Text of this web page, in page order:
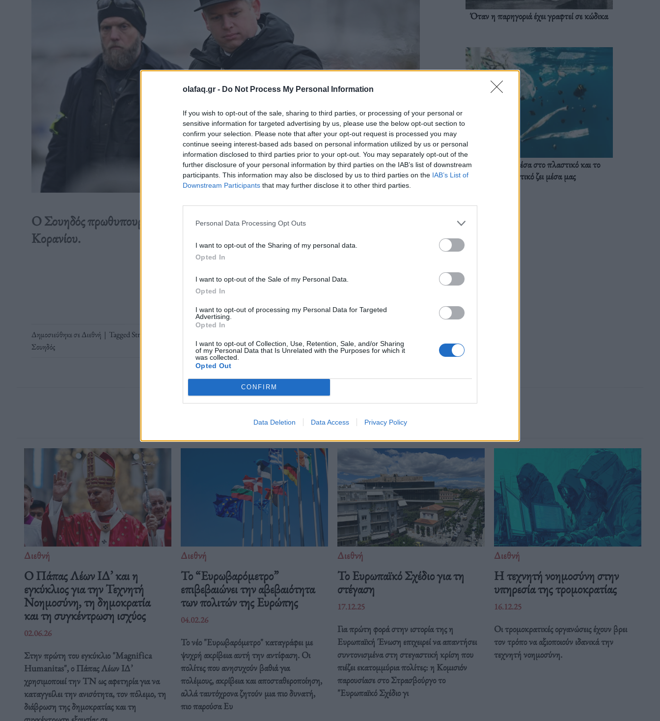
olafaq.gr - Do Not Process My Personal Information
If you wish to opt-out of the sale, sharing to third parties, or processing of your personal or
sensitive information for targeted advertising by us, please use the below opt-out section to
confirm your selection. Please note that after your opt-out request is processed you may
continue seeing interest-based ads based on personal information utilized by us or personal
information disclosed to third parties prior to your opt-out. You may separately opt-out of the
further disclosure of your personal information by third parties on the IAB’s list of downstream
participants. This information may also be disclosed by us to third parties on the IAB’s List of
Downstream Participants that may further disclose it to other third parties.
Personal Data Processing Opt Outs
I want to opt-out of the Sharing of my personal data.
Opted In
I want to opt-out of the Sale of my Personal Data.
Opted In
I want to opt-out of processing my Personal Data for Targeted
Advertising.
Opted In
I want to opt-out of Collection, Use, Retention, Sale, and/or Sharing
of my Personal Data that Is Unrelated with the Purposes for which it
was collected.
Opted Out
CONFIRM
Data Deletion Data Access Privacy Policy
Ο Σουηδός πρωθυπουργός Ουλφ Κρίστερσον επέκρινε το κάψιμο αντίτυπο του
Κορανίου.
Διαβάστε περισσότερα →
Δημοσιεύθηκε σεΔιεθνή | TaggedStram Kurs
Σουηδός
Όταν η παρηγοριά έχει γραφτεί σε κώδικα
Ζούμε ήδη μέσα στο πλαστικό και το
πλαστικό ζει μέσα μας
Δείτε επίσης
Διεθνή
Ο Πάπας Λέων ΙΔ’ και η
εγκύκλιος για την Τεχνητή
Νοημοσύνη, τη δημοκρατία
και τη συγκέντρωση ισχύος
02.06.26
Στην πρώτη του εγκύκλιο "Magnifica
Humanitas", ο Πάπας Λέων ΙΔ’
χρησιμοποιεί την ΤΝ ως αφετηρία για να
καταγγείλει την ανισότητα, τον πόλεμο, τη
διάβρωση της δημοκρατίας και τη
Διεθνή
Το “Ευρωβαρόμετρο”
επιβεβαιώνει την αβεβαιότητα
των πολιτών της Ευρώπης
04.02.26
Το νέο "Ευρωβαρόμετρο" καταγράφει με
ψυχρή ακρίβεια αυτή την αντίφαση. Oι
πολίτες που ανησυχούν βαθιά για
πολέμους, ακρίβεια και αποσταθεροποίηση,
αλλά ταυτόχρονα ζητούν μια πιο δυνατή,
πιο παρούσα Ευ
Διεθνή
Το Ευρωπαϊκό Σχέδιο για τη
στέγαση
17.12.25
Για πρώτη φορά στην ιστορία της η
Ευρωπαϊκή Ένωση επιχειρεί να απαντήσει
συντονισμένα στη στεγαστική κρίση που
πιέζει εκατομμύρια πολίτες: η Κομισιόν
παρουσίασε στο Στρασβούργο το
"Ευρωπαϊκό Σχέδιο γι
Διεθνή
Η τεχνητή νοημοσύνη στην
υπηρεσία της τρομοκρατίας
16.12.25
Οι τρομοκρατικές οργανώσεις έχουν βρει
τον τρόπο να αξιοποιούν ιδανικά την
τεχνητή νοημοσύνη.